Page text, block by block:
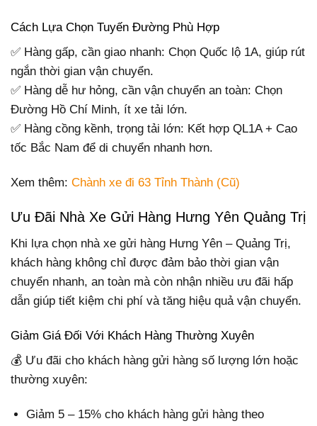
Cách Lựa Chọn Tuyến Đường Phù Hợp
✅ Hàng gấp, cần giao nhanh: Chọn Quốc lộ 1A, giúp rút
ngắn thời gian vận chuyển.
✅ Hàng dễ hư hỏng, cần vận chuyển an toàn: Chọn
Đường Hồ Chí Minh, ít xe tải lớn.
✅ Hàng cồng kềnh, trọng tải lớn: Kết hợp QL1A + Cao
tốc Bắc Nam để di chuyển nhanh hơn.
Xem thêm: Chành xe đi 63 Tỉnh Thành (Cũ)
Ưu Đãi Nhà Xe Gửi Hàng Hưng Yên Quảng Trị
Khi lựa chọn nhà xe gửi hàng Hưng Yên – Quảng Trị,
khách hàng không chỉ được đảm bảo thời gian vận
chuyển nhanh, an toàn mà còn nhận nhiều ưu đãi hấp
dẫn giúp tiết kiệm chi phí và tăng hiệu quả vận chuyển.
Giảm Giá Đối Với Khách Hàng Thường Xuyên
💰 Ưu đãi cho khách hàng gửi hàng số lượng lớn hoặc
thường xuyên:
Giảm 5 – 15% cho khách hàng gửi hàng theo